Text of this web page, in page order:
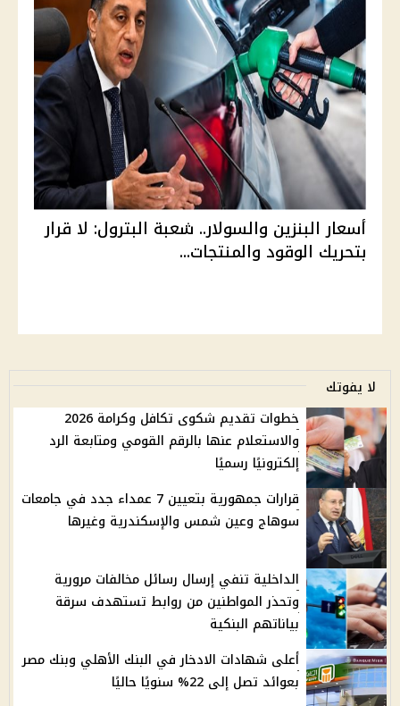
أسعار البنزين والسولار.. شعبة البترول: لا قرار
بتحريك الوقود والمنتجات...
لا يفوتك
خطوات تقديم شكوى تكافل وكرامة 2026
والاستعلام عنها بالرقم القومي ومتابعة الرد
إلكترونيًا رسميًا
قرارات جمهورية بتعيين 7 عمداء جدد في جامعات
سوهاج وعين شمس والإسكندرية وغيرها
الداخلية تنفي إرسال رسائل مخالفات مرورية
وتحذر المواطنين من روابط تستهدف سرقة
بياناتهم البنكية
أعلى شهادات الادخار في البنك الأهلي وبنك مصر
بعوائد تصل إلى 22% سنويًا حاليًا